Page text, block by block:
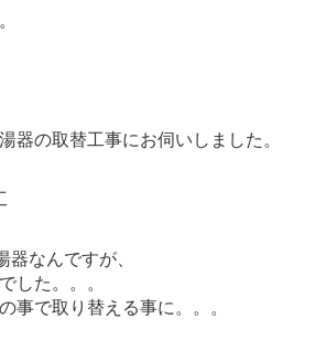
器の取替工事にお伺いしました。
なんですが、
した。。。
事で取り替える事に。。。